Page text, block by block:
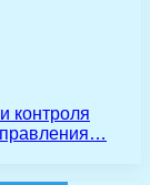
контроля